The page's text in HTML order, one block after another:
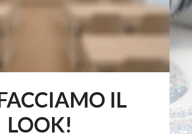
IL
LOOK!